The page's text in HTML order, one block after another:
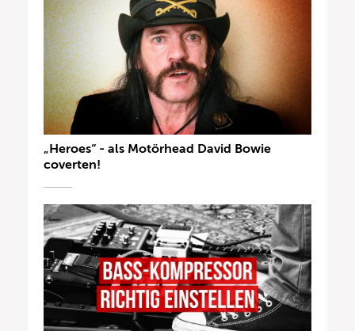
„Heroes“ - als Motörhead David Bowie
coverten!